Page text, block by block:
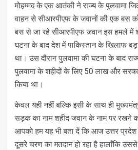
मोहम्मद के एक आतंकी ने राज्य के पुलवामा
वाहन से सीआरपीएफ के जवानों की एक बस
बस से जा रहे सीआरपीएफ जवान इस हमले में
घटना के बाद देश में पाकिस्तान के खिलाफ
था। उस दौरान पुलवामा की घटना के बाद
पुलवामा के शहीदों के लिए 50 लाख और
किया था।
केवल यही नहीं बल्कि इसी के साथ ही
सड़क का नाम शहीद जवान के नाम पर रखने
आपको हम यह भी बता दें कि आज उत्तर प्रदेश
दूसरे चरण का मतदान हो रहा है हालाँकि